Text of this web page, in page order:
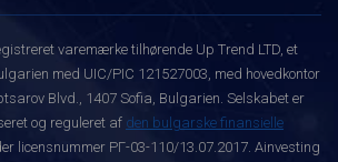
varemærke tilhørende Up Trend LTD, et
med UIC/PIC 121527003, med hovedkontor
Blvd., 1407 Sofia, Bulgarien. Selskabet er
og reguleret af den bulgarske finansielle
licensnummer РГ-03-110/13.07.2017. Ainvesting